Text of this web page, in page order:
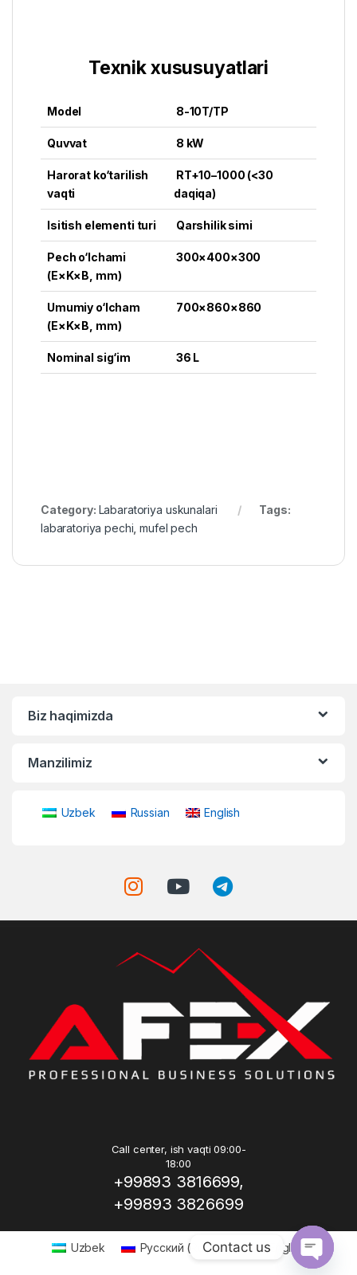
Texnik xususuyatlari
Model 8-10T/TP
Quvvat 8 kW
Harorat ko‘tarilish
vaqti
RT+10–1000 (<30
daqiqa)
Isitish elementi turi Qarshilik simi
Pech o‘lchami
(E×K×B, mm)
300×400×300
Umumiy o‘lcham
(E×K×B, mm)
700×860×860
Nominal sig‘im 36 L
Category: Labaratoriya uskunalari
Tags:
labaratoriya pechi ,mufel pech
Biz haqimizda
Manzilimiz
Uzbek Russian English
Call center, ish vaqti 09:00-
18:00
+99893 3816699,
+99893 3826699
Uzbek Русский ( Russian) English
Contact us